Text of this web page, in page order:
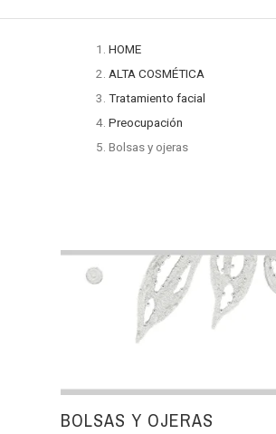
HOME
ALTA COSMÉTICA
Tratamiento facial
Preocupación
Bolsas y ojeras
BOLSAS Y OJERAS